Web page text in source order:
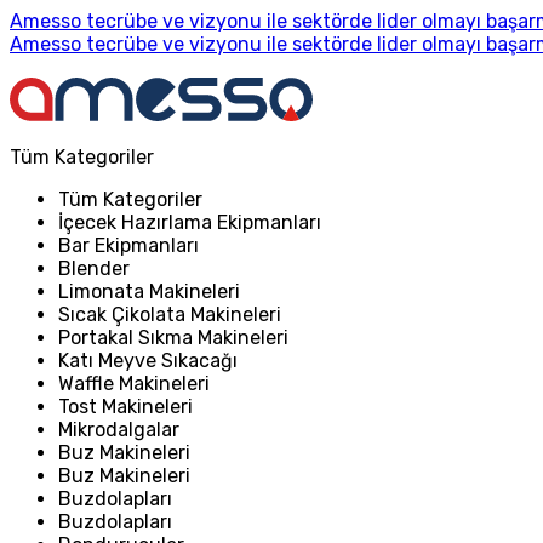
Amesso tecrübe ve vizyonu ile sektörde lider olmayı
Amesso tecrübe ve vizyonu ile sektörde lider olmayı
Tüm Kategoriler
Tüm Kategoriler
İçecek Hazırlama Ekipmanları
Bar Ekipmanları
Blender
Limonata Makineleri
Sıcak Çikolata Makineleri
Portakal Sıkma Makineleri
Katı Meyve Sıkacağı
Waffle Makineleri
Tost Makineleri
Mikrodalgalar
Buz Makineleri
Buz Makineleri
Buzdolapları
Buzdolapları